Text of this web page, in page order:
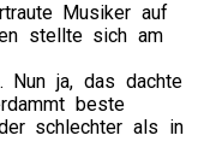
Musiker auf
stellte sich am
Nun ja, das dachte
beste
schlechter als in